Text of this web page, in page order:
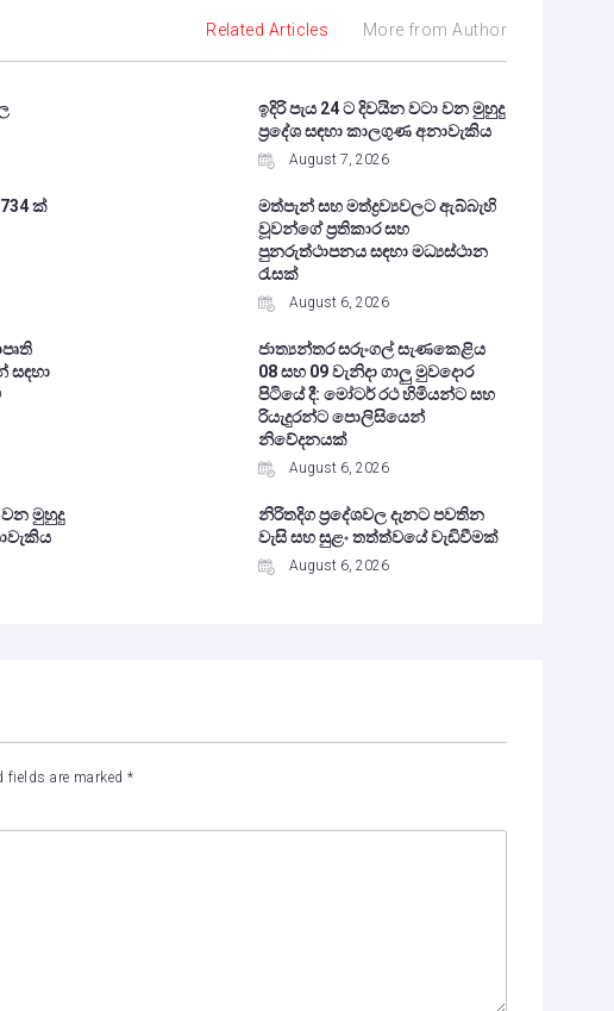
Related Articles More from Author
ඉදිරි පැය 24 ට දිවයින වටා වන මුහුදු
ප්‍රදේශ සඳහා කාලගුණ අනාවැකිය
August 7, 2026
ක්
මත්පැන් සහ මත්ද්‍රව්‍යවලට ඇබ්බැහි
වූවන්ගේ ප්‍රතිකාර සහ
පුනරුත්ථාපනය සඳහා මධ්‍යස්ථාන
රැසක්
August 6, 2026
සඳහා
ජාත්‍යන්තර සරුංගල් සැණකෙළිය
08 සහ 09 වැනිදා ගාලු මුවදොර
පිටියේ දී: මෝටර් රථ හිමියන්ට සහ
රියැදුරන්ට පොලිසියෙන්
නිවේදනයක්
August 6, 2026
වන මුහුදු
නිරිතදිග ප්‍රදේශවල දැනට පවතින
වැසි සහ සුළං තත්ත්වයේ වැඩිවීමක්
August 6, 2026
fields are marked*